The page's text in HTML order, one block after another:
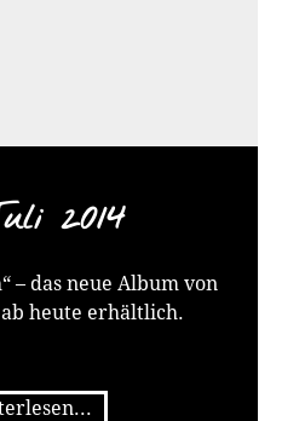
2014
– das neue Album von
ab heute erhältlich.